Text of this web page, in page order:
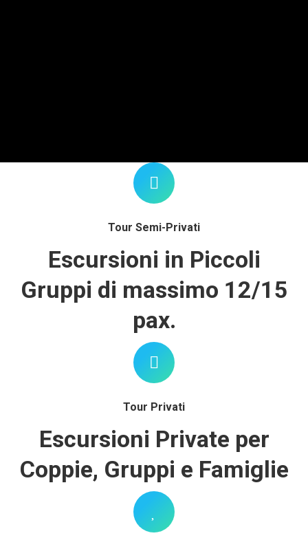
Tour Semi-Privati
Escursioni in Piccoli
Gruppi di massimo 12/15
pax.
Tour Privati
Escursioni Private per
Coppie, Gruppi e Famiglie